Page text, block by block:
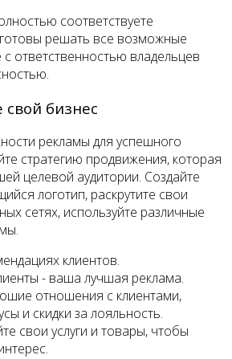
соответствуете
готовы решать все возможные
ответственностью владельцев
свой бизнес
рекламы для успешного
стратегию продвижения, которая
целевой аудитории. Создайте
логотип, раскрутите свои
сетях, используйте различные
клиентов.
- ваша лучшая реклама.
отношения с клиентами,
и скидки за лояльность.
свои услуги и товары, чтобы